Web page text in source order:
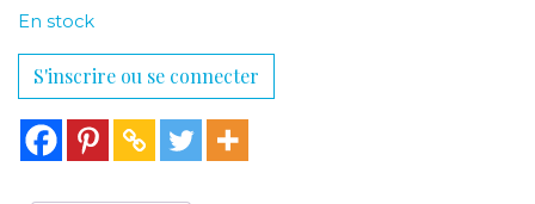
En stock
S'inscrire ou se connecter